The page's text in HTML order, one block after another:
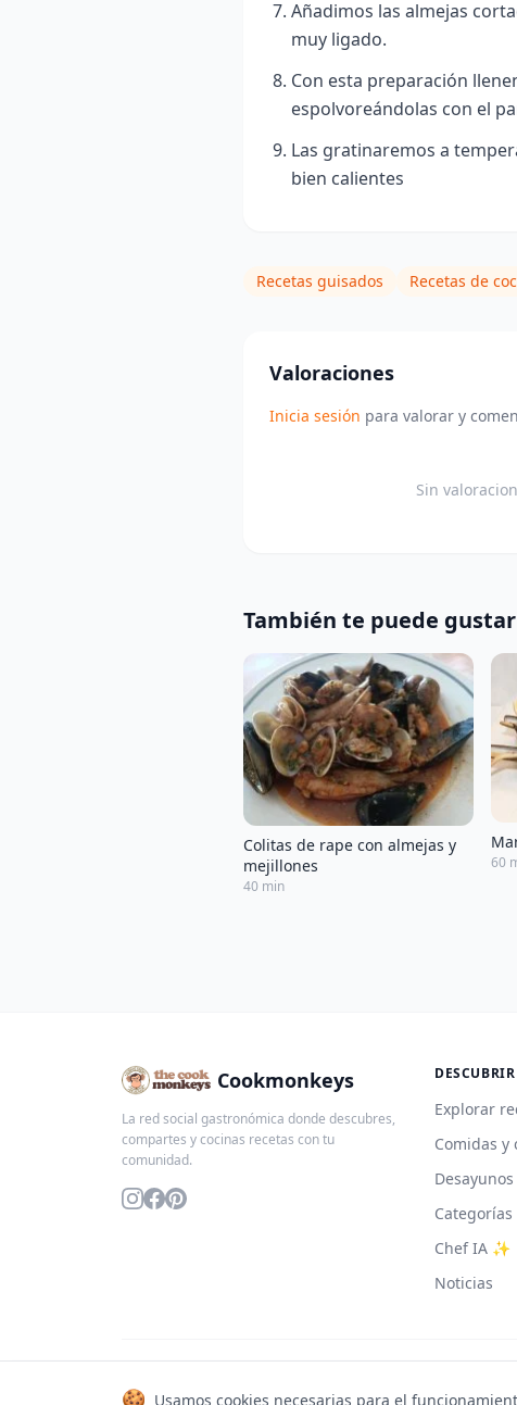
Añadimos las almejas
muy ligado.
Con esta preparación
espolvoreándolas con el
Las gratinaremos a
bien calientes
Recetas guisados Recetas de
Valoraciones
Inicia sesión para valorar y
Sin
También te puede gustar
Colitas de rape con almejas y
mejillones
40 min
60
Cookmonkeys
La red social gastronómica donde descubres,
compartes y cocinas recetas con tu
comunidad.
DESCUBRIR
Explorar
Comidas y
Desayunos
Categorías
Chef IA ✨
Noticias
🍪 Usamos cookies necesarias para el